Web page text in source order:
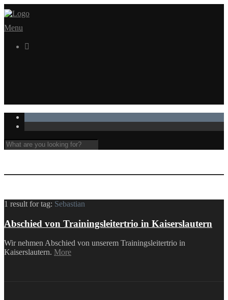
Menu

1 result fortag: Sebastian
Abschied von Trainingsleitertrio in Kaiserslautern
Wir nehmen Abschied von unserem Trainingsleitertrio in
Kaiserslautern. More